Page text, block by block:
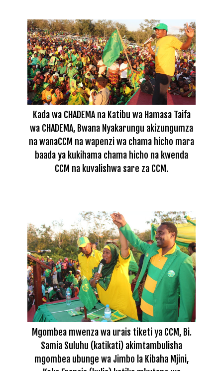
Kada wa CHADEMA na Katibu wa Hamasa Taifa
wa CHADEMA, Bwana Nyakarungu akizungumza
na wanaCCM na wapenzi wa chama hicho mara
baada ya kukihama chama hicho na kwenda
CCM na kuvalishwa sare za CCM.
Mgombea mwenza wa urais tiketi ya CCM, Bi.
Samia Suluhu (katikati) akimtambulisha
mgombea ubunge wa Jimbo la Kibaha Mjini,